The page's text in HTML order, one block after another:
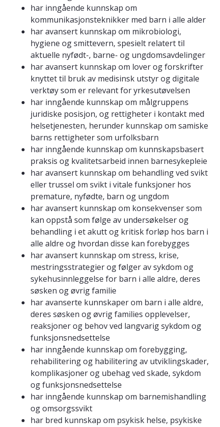
har inngående kunnskap om
kommunikasjonsteknikker med barn i alle alder
har avansert kunnskap om mikrobiologi,
hygiene og smittevern, spesielt relatert til
aktuelle nyfødt-, barne- og ungdomsavdelinger
har avansert kunnskap om lover og forskrifter
knyttet til bruk av medisinsk utstyr og digitale
verktøy som er relevant for yrkesutøvelsen
har inngående kunnskap om målgruppens
juridiske posisjon, og rettigheter i kontakt med
helsetjenesten, herunder kunnskap om samiske
barns rettigheter som urfolksbarn
har inngående kunnskap om kunnskapsbasert
praksis og kvalitetsarbeid innen barnesykepleie
har avansert kunnskap om behandling ved svikt
eller trussel om svikt i vitale funksjoner hos
premature, nyfødte, barn og ungdom
har avansert kunnskap om konsekvenser som
kan oppstå som følge av undersøkelser og
behandling i et akutt og kritisk forløp hos barn i
alle aldre og hvordan disse kan forebygges
har avansert kunnskap om stress, krise,
mestringsstrategier og følger av sykdom og
sykehusinnleggelse for barn i alle aldre, deres
søsken og øvrig familie
har avanserte kunnskaper om barn i alle aldre,
deres søsken og øvrig families opplevelser,
reaksjoner og behov ved langvarig sykdom og
funksjonsnedsettelse
har inngående kunnskap om forebygging,
rehabilitering og habilitering av utviklingskader,
komplikasjoner og ubehag ved skade, sykdom
og funksjonsnedsettelse
har inngående kunnskap om barnemishandling
og omsorgssvikt
har bred kunnskap om psykisk helse, psykiske